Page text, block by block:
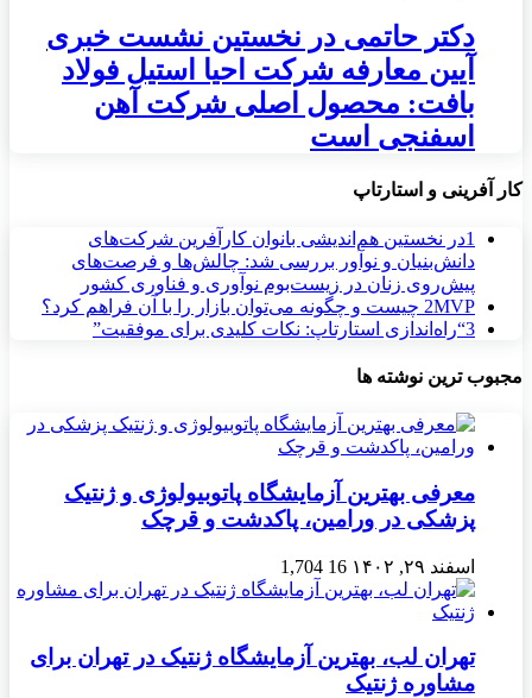
دکتر حاتمی در نخستین نشست خبری
آیین معارفه شرکت احیا استیل فولاد
بافت: محصول اصلی شرکت آهن
اسفنجی است
کار آفرینی و استارتاپ
1در نخستین هم‌اندیشی بانوان کارآفرین شرکت‌های
دانش‌بنیان و نوآور بررسی شد: چالش‌ها و فرصت‌های
پیش‌روی زنان در زیست‌بوم نوآوری و فناوری کشور
2MVP چیست و چگونه می‌توان بازار را با آن فراهم کرد؟
3“راه‌اندازی استارتاپ: نکات کلیدی برای موفقیت”
مجبوب ترین نوشته ها
معرفی بهترین آزمایشگاه پاتوبیولوژی و ژنتیک
پزشکی در ورامین، پاکدشت و قرچک
اسفند ۲۹, ۱۴۰۲ 16
1,704
تهران لب، بهترین آزمایشگاه ژنتیک در تهران برای
مشاوره ژنتیک